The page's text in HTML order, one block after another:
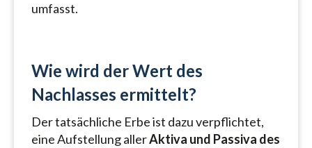
umfasst.
Wie wird der Wert des
Nachlasses ermittelt?
Der tatsächliche Erbe ist dazu verpflichtet,
eine Aufstellung allerAktiva und Passiva des